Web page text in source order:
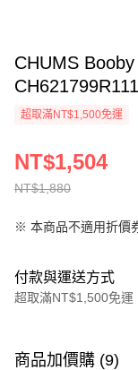
CHUMS
CH621799R111
超取滿NT$1,500免運
NT$1,880
NT$1,504
※ 本商品不適用折價
付款與運送方式
超取滿NT$1,500免運
信用卡一次付款
商品加價購 (9)